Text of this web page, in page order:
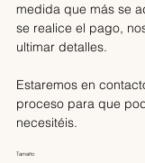
medida que más se
se realice el pago,
ultimar detalles.
Estaremos en
proceso para que
necesitéis.
Tamaño